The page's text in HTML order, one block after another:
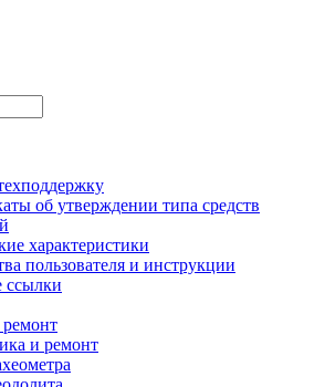
об утверждении типа средств
характеристики
пользователя и инструкции
ссылки
ремонт
и ремонт